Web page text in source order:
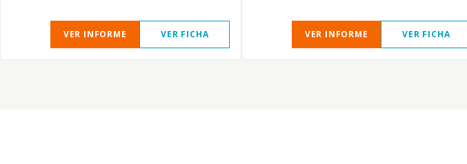
VER INFORME VER FICHA VER INFORME VER FICHA